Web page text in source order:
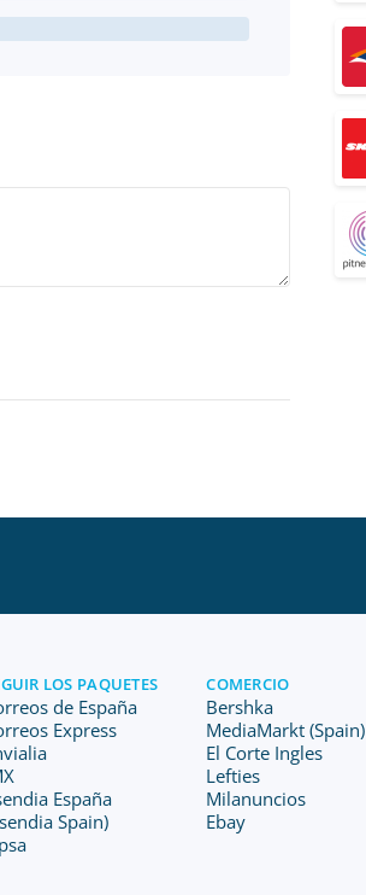
LOS PAQUETES
de España
Express
España
Spain)
COMERCIO
Bershka
MediaMarkt (Spain)
El Corte Ingles
Lefties
Milanuncios
Ebay